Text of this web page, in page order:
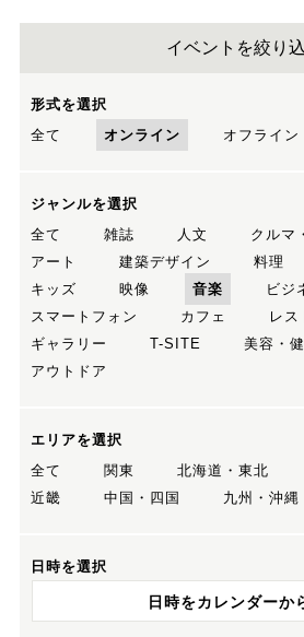
イベントを絞り
形式を選択
全て
オンライン オフライン
ジャンルを選択
全て
雑誌 人文
クルマ
アート
建築デザイン 料理
キッズ
映像 音楽
ビジ
スマートフォン
カフェ レス
ギャラリー
T-SITE 美容・
アウトドア
エリアを選択
全て
関東 北海道・東北
近畿
中国・四国 九州・沖縄
日時を選択
日時をカレンダーか